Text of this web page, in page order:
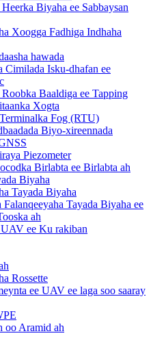
Biyaha ee Sabbaysan
Xoogga Fadhiga Indhaha
hawada
Cimilada Isku-dhafan ee
Baaldiga ee Tapping
Xogta
Fog (RTU)
Biyo-xireennada
Piezometer
Birlabta ee Birlabta ah
Biyaha
Tayada Biyaha
Falanqeeyaha Tayada Biyaha ee
ah
UAV ee Ku rakiban
Rossette
ee UAV ee laga soo saaray
oo Aramid ah